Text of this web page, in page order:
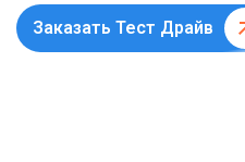
Заказать Тест Драйв